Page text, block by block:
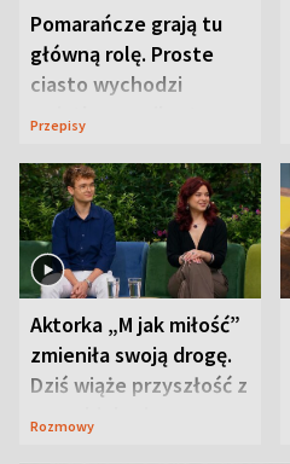
Pomarańcze grają tu
główną rolę. Proste
ciasto wychodzi
wyjątkowo wilgotne
Przepisy
Aktorka „M jak miłość”
zmieniła swoją drogę.
Dziś wiąże przyszłość z
neurobiologią
Rozmowy